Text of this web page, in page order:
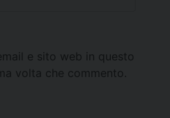
e sito web in questo
volta che commento.